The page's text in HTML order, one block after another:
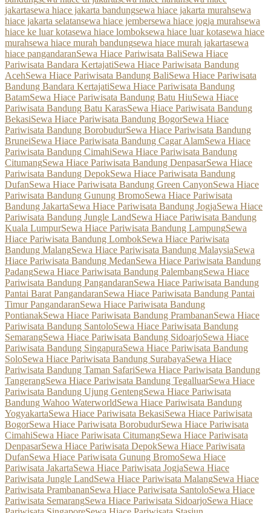
jakartasewa hiace jakarta bandungsewa hiace jakarta murahsewa
hiace jakarta selatansewa hiace jembersewa hiace jogja murahsewa
hiace ke luar kotasewa hiace lomboksewa hiace luar kotasewa hiace
murahsewa hiace murah bandungsewa hiace murah jakartasewa
hiace pangandaranSewa Hiace Pariwisata BaliSewa Hiace
Pariwisata Bandara KertajatiSewa Hiace Pariwisata Bandung
AcehSewa Hiace Pariwisata Bandung BaliSewa Hiace Pariwisata
Bandung Bandara KertajatiSewa Hiace Pariwisata Bandung
BatamSewa Hiace Pariwisata Bandung Batu HiuSewa Hiace
Pariwisata Bandung Batu KarasSewa Hiace Pariwisata Bandung
BekasiSewa Hiace Pariwisata Bandung BogorSewa Hiace
Pariwisata Bandung BorobudurSewa Hiace Pariwisata Bandung
BruneiSewa Hiace Pariwisata Bandung Cagar AlamSewa Hiace
Pariwisata Bandung CimahiSewa Hiace Pariwisata Bandung
CitumangSewa Hiace Pariwisata Bandung DenpasarSewa Hiace
Pariwisata Bandung DepokSewa Hiace Pariwisata Bandung
DufanSewa Hiace Pariwisata Bandung Green CanyonSewa Hiace
Pariwisata Bandung Gunung BromoSewa Hiace Pariwisata
Bandung JakartaSewa Hiace Pariwisata Bandung JogjaSewa Hiace
Pariwisata Bandung Jungle LandSewa Hiace Pariwisata Bandung
Kuala LumpurSewa Hiace Pariwisata Bandung LampungSewa
Hiace Pariwisata Bandung LombokSewa Hiace Pariwisata
Bandung MalangSewa Hiace Pariwisata Bandung MalaysiaSewa
Hiace Pariwisata Bandung MedanSewa Hiace Pariwisata Bandung
PadangSewa Hiace Pariwisata Bandung PalembangSewa Hiace
Pariwisata Bandung PangandaranSewa Hiace Pariwisata Bandung
Pantai Barat PangandaranSewa Hiace Pariwisata Bandung Pantai
Timur PangandaranSewa Hiace Pariwisata Bandung
PontianakSewa Hiace Pariwisata Bandung PrambananSewa Hiace
Pariwisata Bandung SantoloSewa Hiace Pariwisata Bandung
SemarangSewa Hiace Pariwisata Bandung SidoarjoSewa Hiace
Pariwisata Bandung SingapuraSewa Hiace Pariwisata Bandung
SoloSewa Hiace Pariwisata Bandung SurabayaSewa Hiace
Pariwisata Bandung Taman SafariSewa Hiace Pariwisata Bandung
TangerangSewa Hiace Pariwisata Bandung TegalluarSewa Hiace
Pariwisata Bandung Ujung GentengSewa Hiace Pariwisata
Bandung Wahoo WaterworldSewa Hiace Pariwisata Bandung
YogyakartaSewa Hiace Pariwisata BekasiSewa Hiace Pariwisata
BogorSewa Hiace Pariwisata BorobudurSewa Hiace Pariwisata
CimahiSewa Hiace Pariwisata CitumangSewa Hiace Pariwisata
DenpasarSewa Hiace Pariwisata DepokSewa Hiace Pariwisata
DufanSewa Hiace Pariwisata Gunung BromoSewa Hiace
Pariwisata JakartaSewa Hiace Pariwisata JogjaSewa Hiace
Pariwisata Jungle LandSewa Hiace Pariwisata MalangSewa Hiace
Pariwisata PrambananSewa Hiace Pariwisata SantoloSewa Hiace
Pariwisata SemarangSewa Hiace Pariwisata SidoarjoSewa Hiace